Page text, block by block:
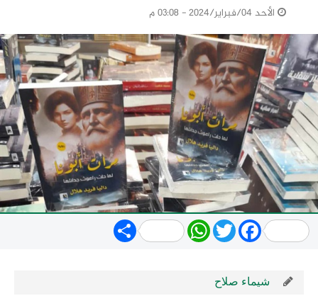
الأحد 04/فبراير/2024 - 03:08 م
Share WhatsApp
TwitterFacebook
شيماء صلاح